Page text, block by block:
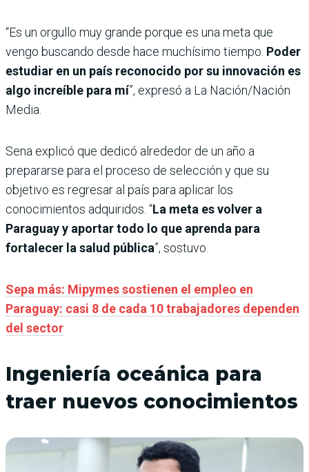
“Es un orgullo muy grande porque es una meta que
vengo buscando desde hace muchísimo tiempo. Poder
estudiar en un país reconocido por su innovación es
algo increíble para mí”, expresó a La Nación/Nación
Media.
Sena explicó que dedicó alrededor de un año a
prepararse para el proceso de selección y que su
objetivo es regresar al país para aplicar los
conocimientos adquiridos. “La meta es volver a
Paraguay y aportar todo lo que aprenda para
fortalecer la salud pública”, sostuvo.
Sepa más: Mipymes sostienen el empleo en
Paraguay: casi 8 de cada 10 trabajadores dependen
del sector
Ingeniería oceánica para
traer nuevos conocimientos